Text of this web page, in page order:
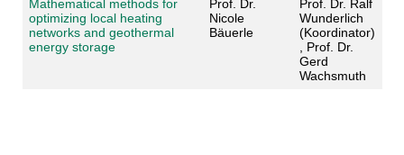
Mathematical methods for
optimizing local heating
networks and geothermal
energy storage
Prof. Dr.
Nicole
Bäuerle
Prof. Dr. Ralf
Wunderlich
(Koordinator)
, Prof. Dr.
Gerd
Wachsmuth